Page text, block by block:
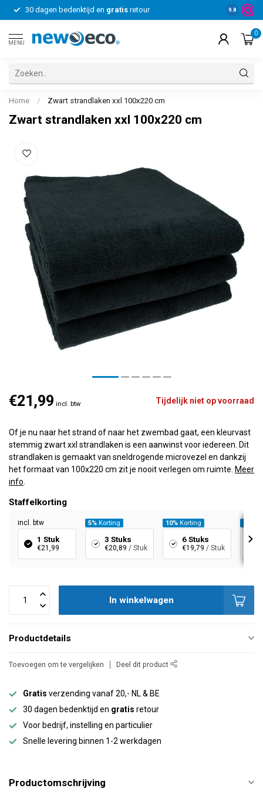
30 dagen bedenktijd en gratis retour Voor
9.8
MENU
0
Home / Zwart strandlaken xxl 100x220 cm
Zwart strandlaken xxl 100x220 cm
€21,99 incl. btw Tijdelijk niet op voorraad
Of je nu naar het strand of naar het zwembad gaat, een kleurvast
stemmig zwart xxl strandlaken is een aanwinst voor iedereen. Dit
strandlaken is gemaakt van sneldrogende microvezel en dankzij
het formaat van 100x220 cm zit je nooit verlegen om ruimte. Meer
info
Staffelkorting
incl. btw
1 Stuk
€21,99
5% Korting
3 Stuks
€20,89 / Stuk
10% Korting
6 Stuks
€19,79 / Stuk
In winkelwagen
Productdetails
Toevoegen om te vergelijken Deel dit product
Gratis verzending vanaf 20,- NL & BE
30 dagen bedenktijd en gratis retour
Voor bedrijf, instelling en particulier
Snelle levering binnen 1-2 werkdagen
Productomschrijving